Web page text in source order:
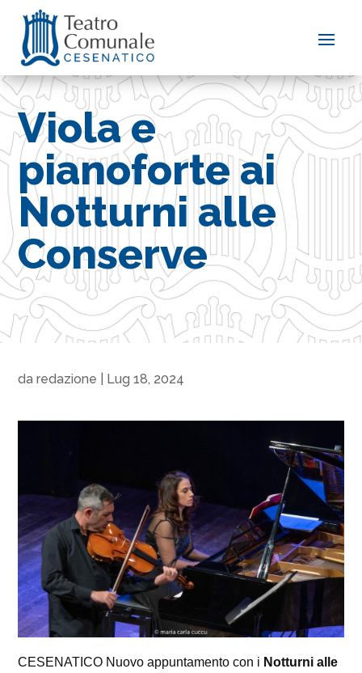
Viola e
pianoforte ai
Notturni alle
Conserve
daredazione Lug 18, 2024
CESENATICO Nuovo appuntamento con i Notturni alle